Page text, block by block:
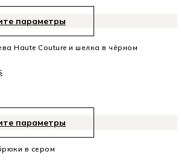
параметры
Haute Couture и шелка в чёрном
параметры
в сером